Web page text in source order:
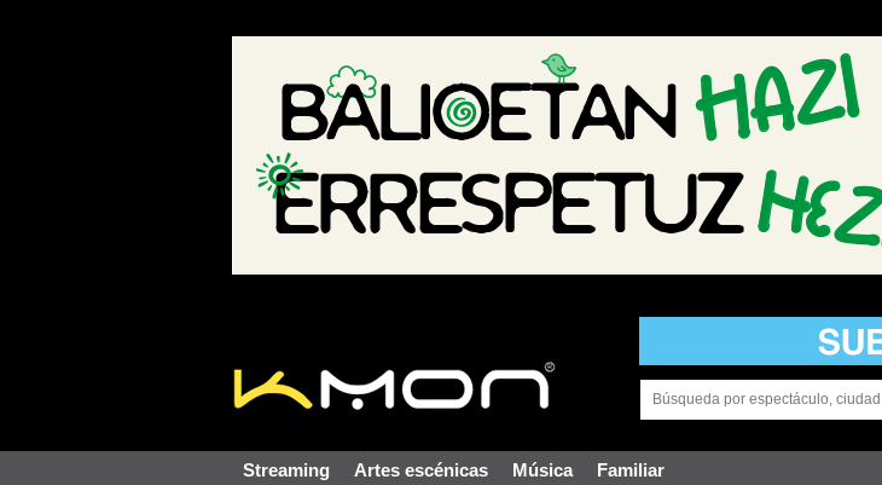
Streaming Artes escénicas Música Familiar